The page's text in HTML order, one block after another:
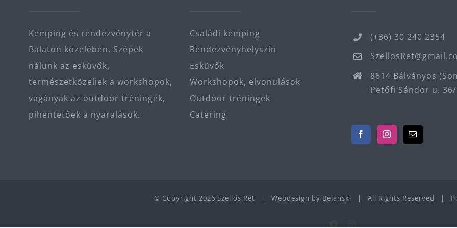
Kemping és rendezvénytér a
Balaton közelében. Szépek
nálunk az esküvők,
természetközeliek a workshopok,
vagányak az outdoor tréningek,
pihentetőek a nyaralások.
Családi kemping
Rendezvényhelyszín
Esküvők
Workshopok, elvonulások
Outdoor tréningek
Catering
(+36) 30 240 2354
8614 Bálványos
Petőfi Sándor u. 36/
© Copyright 2026 Szellős Rét | Webdesign by Belanski | All Rights Reserved |